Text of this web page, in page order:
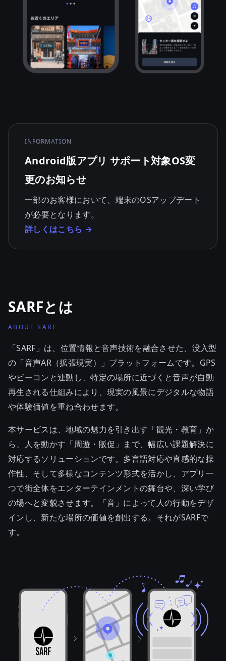
INFORMATION
Android版アプリ サポート対象OS変
更のお知らせ
一部のお客様において、端末のOSアップデート
が必要となります。
詳しくはこちら →
SARFとは
ABOUT SARF
「SARF」は、位置情報と音声技術を融合させた、没入型
の「音声AR（拡張現実）」プラットフォームです。GPS
やビーコンと連動し、特定の場所に近づくと音声が自動
再生される仕組みにより、現実の風景にデジタルな物語
や体験価値を重ね合わせます。
本サービスは、地域の魅力を引き出す「観光・教育」か
ら、人を動かす「周遊・販促」まで、幅広い課題解決に
対応するソリューションです。多言語対応や直感的な操
作性、そして多様なコンテンツ形式を活かし、アプリ一
つで街全体をエンターテインメントの舞台や、深い学び
の場へと変貌させます。「音」によって人の行動をデザ
インし、新たな場所の価値を創出する。それがSARFで
す。